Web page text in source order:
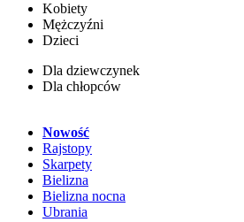
Kobiety
Mężczyźni
Dzieci
Dla dziewczynek
Dla chłopców
Nowość
Rajstopy
Skarpety
Bielizna
Bielizna nocna
Ubrania